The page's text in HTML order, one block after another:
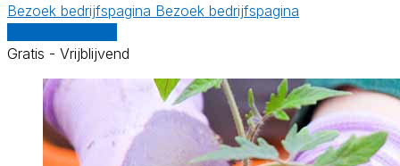
Bezoek bedrijfspagina Bezoek bedrijfspagina
Gratis - Vrijblijvend